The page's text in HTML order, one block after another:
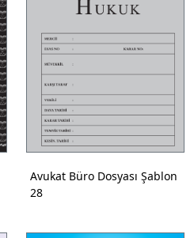
Avukat Büro Dosyası Şablon
28